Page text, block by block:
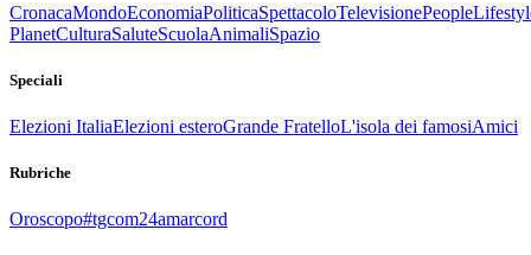
CronacaMondoEconomiaPoliticaSpettacoloTelevisionePeople
PlanetCulturaSaluteScuolaAnimaliSpazio
Speciali
Elezioni ItaliaElezioni esteroGrande FratelloL'isola dei famosiAmici
Rubriche
Oroscopo#tgcom24amarcord